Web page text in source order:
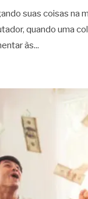
suas coisas na
quando uma
às...